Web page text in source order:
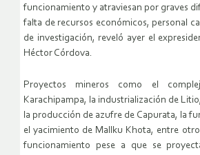
funcionamiento y atraviesan por graves
falta de recursos económicos, personal
de investigación, reveló ayer el
Héctor Córdova.
Proyectos mineros como el
Karachipampa, la industrialización de
la producción de azufre de Capurata, la
el yacimiento de Mallku Khota, entre
funcionamiento pese a que se